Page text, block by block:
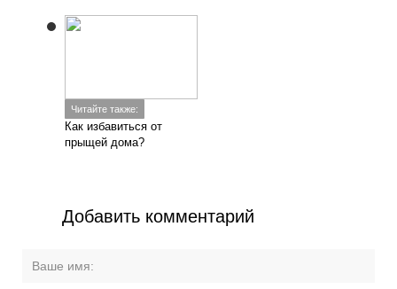
Читайте также:
Как избавиться от
прыщей дома?
Добавить комментарий